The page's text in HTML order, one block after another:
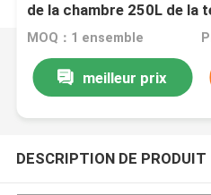
de la chambre 250L de la
croissance de plantes
MOQ：1 ensemble
meilleur prix
DESCRIPTION DE PRODUIT